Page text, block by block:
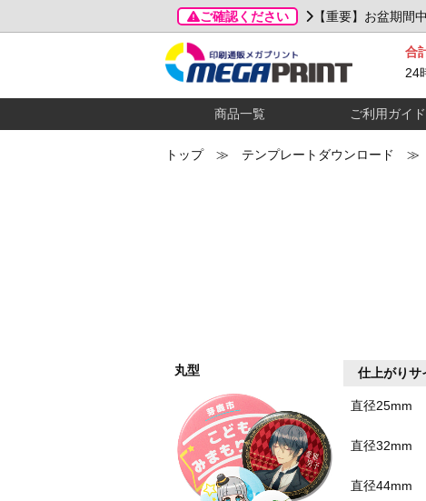
ご確認ください 【重要】お盆期間
合
24
商品一覧 ご利用ガイド
トップ≫ テンプレートダウンロード ≫
丸型 仕上がりサ
直径25mm
直径32mm
直径44mm